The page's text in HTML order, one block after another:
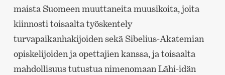
maista Suomeen muuttaneita muusikoita, joita
kiinnosti toisaalta työskentely
turvapaikanhakijoiden sekä Sibelius-Akatemian
opiskelijoiden ja opettajien kanssa, ja toisaalta
mahdollisuus tutustua nimenomaan Lähi-idän